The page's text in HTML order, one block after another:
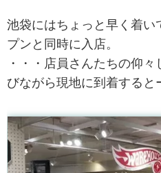
池袋にはちょっと早く着い
プンと同時に入店。
・・・店員さんたちの仰
びながら現地に到着すると